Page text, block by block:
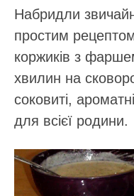
Набридли
простим
коржиків з
хвилин на
соковиті,
для всієї родини.